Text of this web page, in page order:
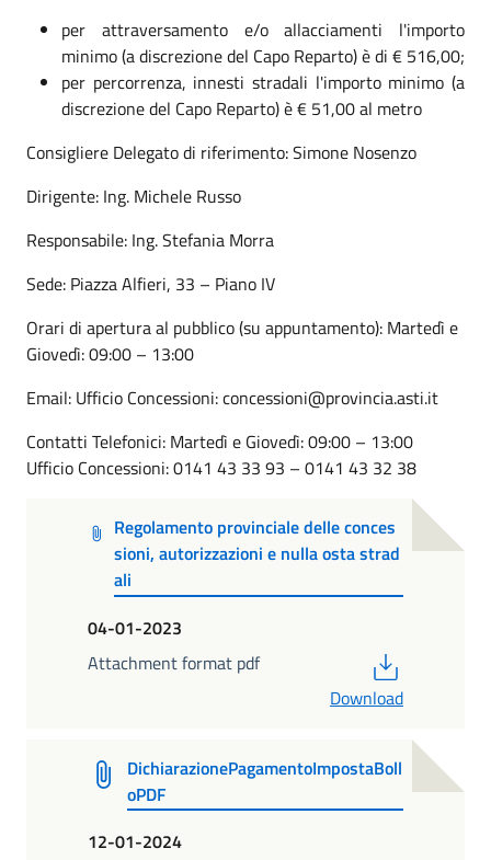
per attraversamento e/o allacciamenti l'importo
minimo (a discrezione del Capo Reparto) è di € 516,00;
per percorrenza, innesti stradali l'importo minimo (a
discrezione del Capo Reparto) è € 51,00 al metro
Consigliere Delegato di riferimento: Simone Nosenzo
Dirigente: Ing. Michele Russo
Responsabile: Ing. Stefania Morra
Sede: Piazza Alfieri, 33 – Piano IV
Orari di apertura al pubblico (su appuntamento): Martedì e
Giovedì: 09:00 – 13:00
Email: Ufficio Concessioni: concessioni@provincia.asti.it
Contatti Telefonici: Martedì e Giovedì: 09:00 – 13:00
Ufficio Concessioni: 0141 43 33 93 – 0141 43 32 38
Regolamento provinciale delle conces
sioni, autorizzazioni e nulla osta strad
ali
04-01-2023
Attachment format pdf
Download
DichiarazionePagamentoImpostaBoll
oPDF
12-01-2024